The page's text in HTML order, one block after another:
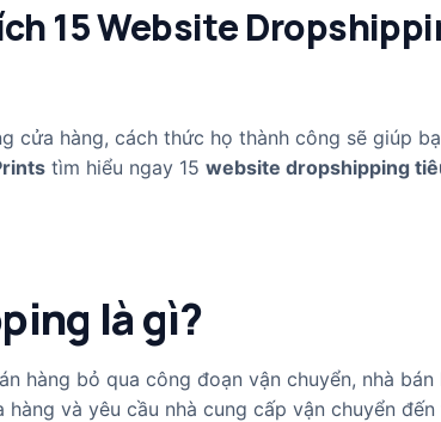
15 Website
cửa hàng, cách thức họ thành công sẽ giúp
tìm hiểu ngay 15 website dropshipping
là gì?
hàng bỏ qua công đoạn vận chuyển, nhà
và yêu cầu nhà cung cấp vận chuyển